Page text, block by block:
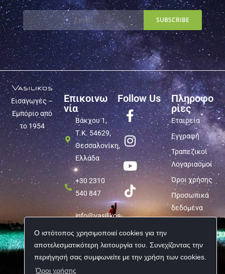
Ο ιστότοπος χρησιμοποιεί cookies για την
αποτελεσματικότερη λειτουργία του. Συνεχίζοντας την
περιήγησή σας συμφωνείτε με την χρήση των cookies.
Όροι χρήσης
Εισαγωγές –
Εμπόριο από
το 1954
Επικοινω
νία
Βάκχου 1,
Τ.Κ. 54629,
Θεσσαλονίκη,
Ελλάδα
+30 2310
540 847
info@vasilikos-
Follow Us
Πληροφο
ρίες
Εταιρεία
Εγγραφή
Τραπεζικοί
Λογαριασμοί
Όροι χρήσης
Προσωπικά
δεδομένα